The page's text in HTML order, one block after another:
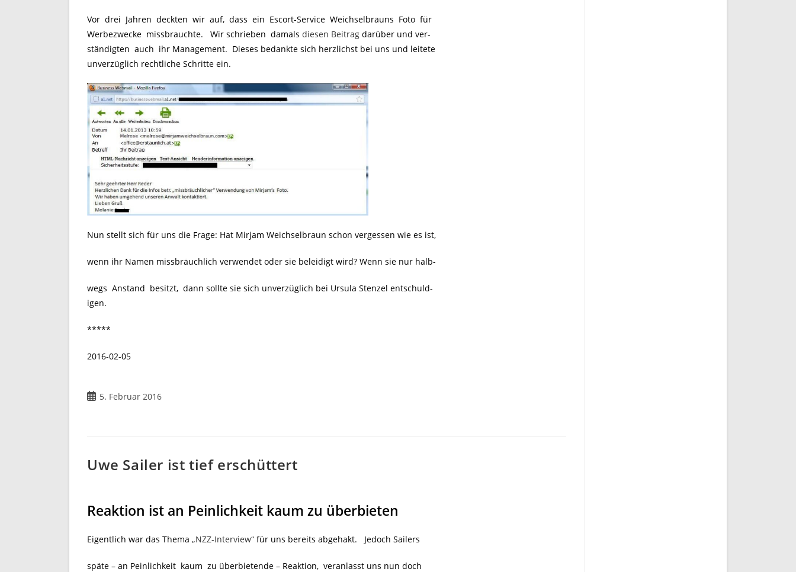
Vor drei Jahren deckten wir auf, dass ein Escort-Service Weichselbrauns Foto für
Werbezwecke missbrauchte. Wir schrieben damals diesen Beitrag darüber und ver-
ständigten auch ihr Management. Dieses bedankte sich herzlichst bei uns und leitete
unverzüglich rechtliche Schritte ein.
Nun stellt sich für uns die Frage: Hat Mirjam Weichselbraun schon vergessen wie es ist,
wenn ihr Namen missbräuchlich verwendet oder sie beleidigt wird? Wenn sie nur halb-
wegs Anstand besitzt, dann sollte sie sich unverzüglich bei Ursula Stenzel entschuld-
igen.
*****
2016-02-05
5. Februar 2016
Uwe Sailer ist tief erschüttert
Reaktion ist an Peinlichkeit kaum zu überbieten
Eigentlich war das Thema „NZZ-Interview“ für uns bereits abgehakt. Jedoch Sailers
späte – an Peinlichkeit kaum zu überbietende – Reaktion, veranlasst uns nun doch